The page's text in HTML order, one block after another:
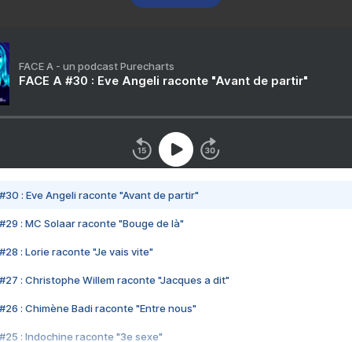
FACE A - un podcast Purecharts
FACE A #30 : Eve Angeli raconte "Avant de partir"
#30 : Eve Angeli raconte "Avant de partir"
#29 : MC Solaar raconte "Bouge de là"
#28 : Lorie raconte "Je vais vite"
#27 : Christophe Willem raconte "Jacques a dit"
#26 : Chimène Badi raconte "Entre nous"
#25 : Indochine raconte "3e sexe"